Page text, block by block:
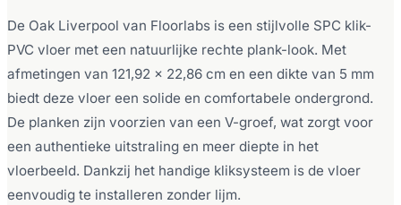
De Oak Liverpool van Floorlabs is een stijlvolle SPC klik-
PVC vloer met een natuurlijke rechte plank-look. Met
afmetingen van 121,92 x 22,86 cm en een dikte van 5 mm
biedt deze vloer een solide en comfortabele ondergrond.
De planken zijn voorzien van een V-groef, wat zorgt voor
een authentieke uitstraling en meer diepte in het
vloerbeeld. Dankzij het handige kliksysteem is de vloer
eenvoudig te installeren zonder lijm.